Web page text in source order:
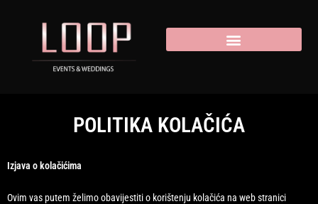
POLITIKA KOLAČIĆA
Izjava o kolačićima
Ovim vas putem želimo obavijestiti o korištenju kolačića na web stranici